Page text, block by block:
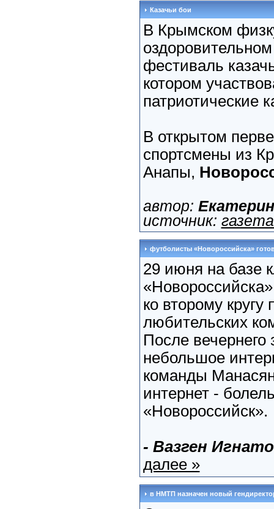
Казачьи бои
В Крымском
фестиваль
котором
патриотические
В открытом
спортсмены из
Анапы,
автор:
источник:
футболисты «Новороссийска»
29 июня на базе
ко второму
любительских
После вечернего
небольшое
команды
интернет -
«Новороссийск».
- Вазген
далее »
в НМТП назначен новый